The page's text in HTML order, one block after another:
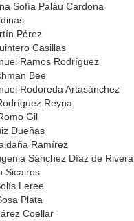
Sofía Paláu Cardona
Pérez
Casillas
Ramos Rodríguez
Bee
Rodoreda Artasánchez
Reyna
Gil
Dueñas
Ramírez
Sánchez Díaz de Rivera
Sicairos
Leree
Plata
Coellar